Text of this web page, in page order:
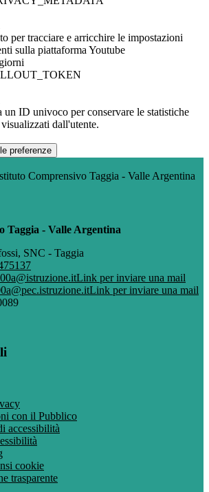
per tracciare e arricchire le impostazioni
sulla piattaforma Youtube
un ID univoco per conservare le statistiche
dall'utente.
preferenze
Comprensivo Taggia - Valle Argentina
Taggia - Valle Argentina
SNC - Taggia
Link per inviare una mail
Link per inviare una mail
con il Pubblico
accessibilità
cookie
trasparente